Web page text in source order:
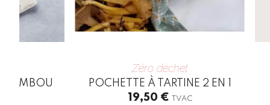
BAMBOU
Zéro déchet
POCHETTE À TARTINE 2 EN 1
19,50 € TVAC